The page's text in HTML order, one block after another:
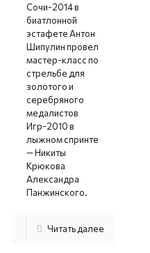
Сочи-2014 в
биатлонной
эстафете Антон
Шипулин провел
мастер-класс по
стрельбе для
золотого и
серебряного
медалистов
Игр-2010 в
лыжном спринте
— Никиты
Крюкова
Александра
Панжинского.
Читать далее